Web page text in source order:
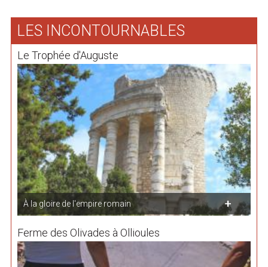
LES INCONTOURNABLES
Le Trophée d'Auguste
À la gloire de l'empire romain
Ferme des Olivades à Ollioules